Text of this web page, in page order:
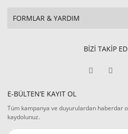
FORMLAR & YARDIM
BİZİ TAKİP
E-BÜLTEN’E KAYIT OL
Tüm kampanya ve duyurulardan haberdar
kaydolunuz.